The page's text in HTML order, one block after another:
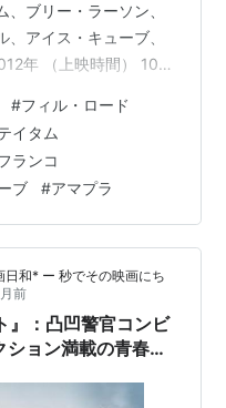
ブリー・ラーソン、
アイス・キューブ、
年 （上映時間） 105
シュミットとジェンコ
することに。青年犯
をする犯罪特別捜査
れた2人は、高校内に
。 youtu.…
#フィル・ロード
イタム
ランコ
ブ #アマプラ
日和* ー 秒でその映画にち
前
』：凸凹警官コンビ
ョン満載の青春刑